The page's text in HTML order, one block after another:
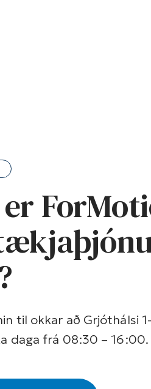
til okkar að Grjóthálsi
daga frá 08:30 – 16:00.